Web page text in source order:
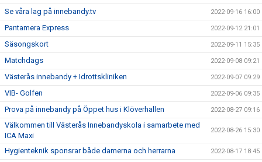
Se våra lag på innebandy.tv 2022-09-16 16:00
Pantamera Express 2022-09-12 21:01
Säsongskort 2022-09-11 15:35
Matchdags 2022-09-08 09:21
Västerås innebandy + Idrottskliniken 2022-09-07 09:29
VIB- Golfen 2022-09-06 09:35
Prova på innebandy på Öppet hus i Klöverhallen 2022-08-27 09:16
Välkommen till Västerås Innebandyskola i samarbete med
ICA Maxi
2022-08-26 15:30
Hygienteknik sponsrar både damerna och herrarna 2022-08-17 18:45